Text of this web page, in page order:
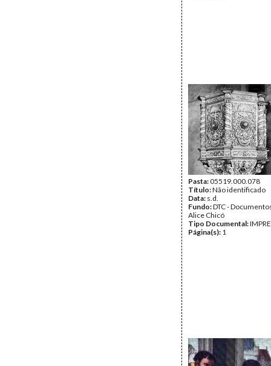
Pasta:05519.000.078
Título:Não identificado
Data: s.d.
Fundo:DTC -
Alice Chicó
Tipo Documental:
Página(s): 1